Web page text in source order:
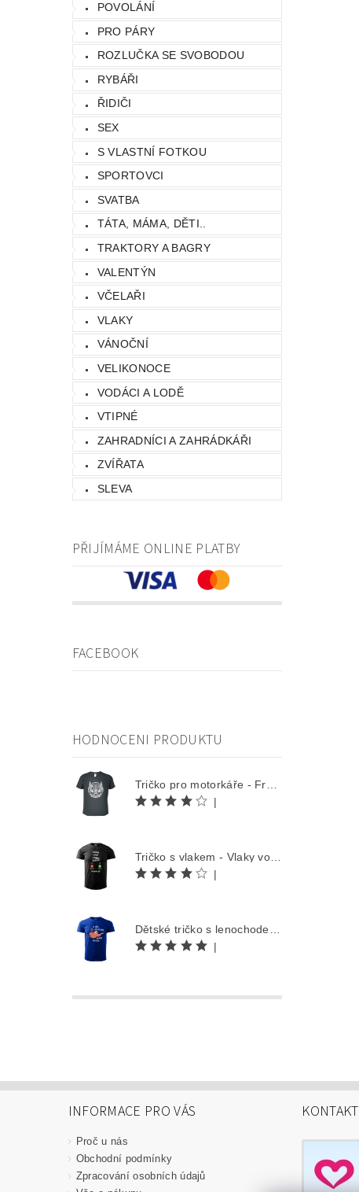
POVOLÁNÍ
PRO PÁRY
ROZLUČKA SE SVOBODOU
RYBÁŘI
ŘIDIČI
SEX
S VLASTNÍ FOTKOU
SPORTOVCI
SVATBA
TÁTA, MÁMA, DĚTI..
TRAKTORY A BAGRY
VALENTÝN
VČELAŘI
VLAKY
VÁNOČNÍ
VELIKONOCE
VODÁCI A LODĚ
VTIPNÉ
ZAHRADNÍCI A ZAHRÁDKÁŘI
ZVÍŘATA
SLEVA
PŘIJÍMÁME ONLINE PLATBY
FACEBOOK
HODNOCENI PRODUKTU
|
|
|
INFORMACE PRO VÁS
Proč u nás
Obchodní podmínky
Zpracování osobních údajů
KONTAKT